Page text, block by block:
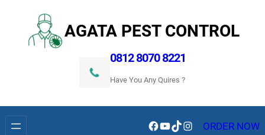
konten
AGATA PEST CONTROL
0812 8070 8221
Have You Any Quires ?
Facebook
YouTube
TikTokInstagramORDER NOW